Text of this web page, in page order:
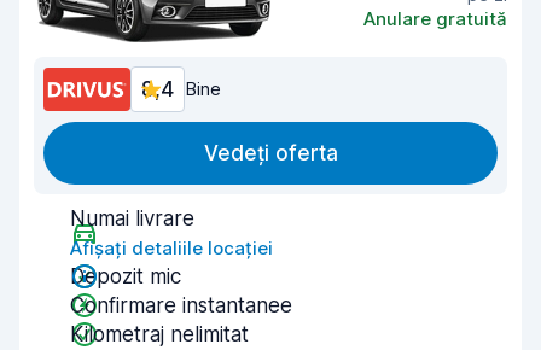
Anulare gratuită
8,4 Bine
Vedeți oferta
Numai livrare
Afișați detaliile locației
Depozit mic
Confirmare instantanee
Kilometraj nelimitat